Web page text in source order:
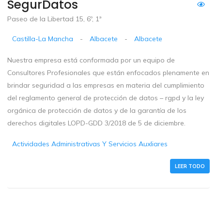
SegurDatos
Paseo de la Libertad 15, 6º, 1ª
Castilla-La Mancha - Albacete - Albacete
Nuestra empresa está conformada por un equipo de
Consultores Profesionales que están enfocados plenamente en
brindar seguridad a las empresas en materia del cumplimiento
del reglamento general de protección de datos – rgpd y la ley
orgánica de protección de datos y de la garantía de los
derechos digitales LOPD-GDD 3/2018 de 5 de diciembre.
Actividades Administrativas Y Servicios Auxliares
LEER TODO